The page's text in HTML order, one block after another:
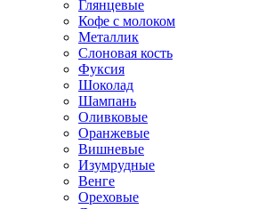
Глянцевые
Кофе с молоком
Металлик
Слоновая кость
Фуксия
Шоколад
Шампань
Оливковые
Оранжевые
Вишневые
Изумрудные
Венге
Ореховые